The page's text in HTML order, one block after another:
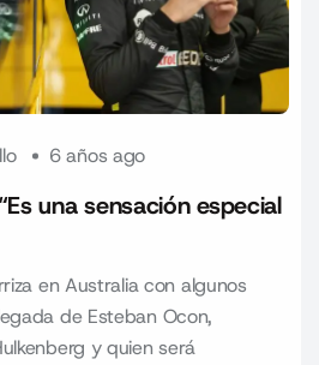
6 años ago
una sensación especial
en Australia con algunos
de Esteban Ocon,
y quien será